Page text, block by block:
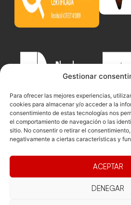
Gestionar
Para ofrecer las mejores experiencias,
cookies para almacenar y/o acceder a la
consentimiento de estas tecnologías nos
el comportamiento de navegación o las
sitio. No consentir o retirar el
negativamente a ciertas características y
ACEPTAR
DENEGAR
Federació
Competicions
Competiciones